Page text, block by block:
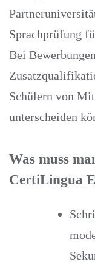
Sprachprüfung
Bei
Schülern von
unterscheiden
Was muss
CertiLingua